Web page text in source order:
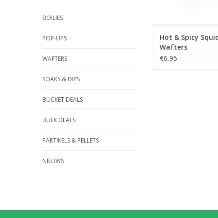
BOILIES
POP-UPS
WAFTERS
SOAKS & DIPS
BUCKET DEALS
BULK DEALS
PARTIKELS & PELLETS
NIEUWS
Hot & Spicy
Wafters
€6,95